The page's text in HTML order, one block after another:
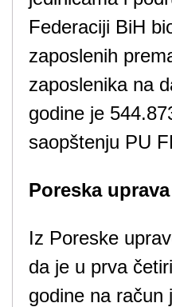
Federaciji BiH
zaposlenih
zaposlenika na
godine je
saopštenju PU
Poreska
Iz Poreske
da je u prva
godine na račun